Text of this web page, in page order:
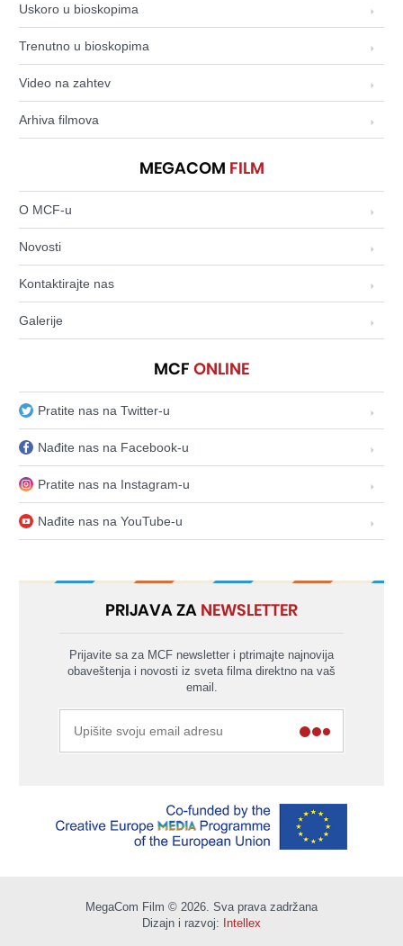
Uskoro u bioskopima
Trenutno u bioskopima
Video na zahtev
Arhiva filmova
MEGACOM FILM
O MCF-u
Novosti
Kontaktirajte nas
Galerije
MCF ONLINE
Pratite nas na Twitter-u
Nađite nas na Facebook-u
Pratite nas na Instagram-u
Nađite nas na YouTube-u
PRIJAVA ZA NEWSLETTER
Prijavite sa za MCF newsletter i ptrimajte najnovija
obaveštenja i novosti iz sveta filma direktno na vaš
email.
MegaCom Film © 2026. Sva prava zadržana
Dizajn i razvoj: Intellex